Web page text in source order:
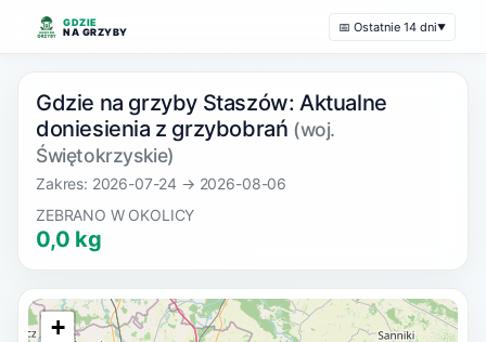
GDZIE
NA GRZYBY
📅 Ostatnie 14 dni▼
Gdzie na grzyby Staszów: Aktualne
doniesienia z grzybobrań (woj.
Świętokrzyskie)
Zakres: 2026-07-24 → 2026-08-06
ZEBRANO W OKOLICY
0,0 kg
+